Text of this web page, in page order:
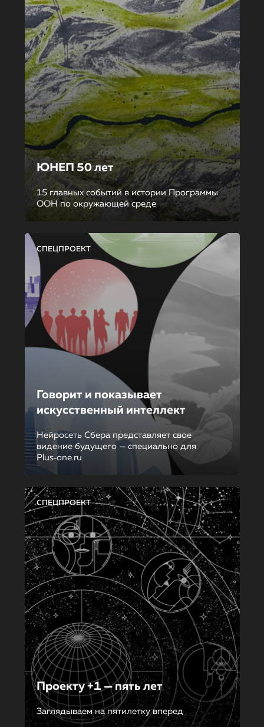
ЮНЕП 50 лет
15 главных событий в истории Программы
ООН по окружающей среде
СПЕЦПРОЕКТ
Говорит и показывает
искусственный интеллект
Нейросеть Сбера представляет свое
видение будущего — специально для
Plus‑one.ru
СПЕЦПРОЕКТ
Проекту +1 — пять лет
Заглядываем на пятилетку вперед